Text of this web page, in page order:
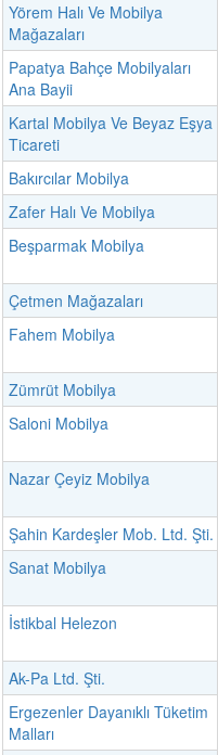
Yörem Halı Ve Mobilya
Mağazaları
Papatya Bahçe Mobilyaları
Ana Bayii
Kartal Mobilya Ve Beyaz Eşya
Ticareti
Bakırcılar Mobilya
Zafer Halı Ve Mobilya
Beşparmak Mobilya
Çetmen Mağazaları
Fahem Mobilya
Zümrüt Mobilya
Saloni Mobilya
Nazar Çeyiz Mobilya
Şahin Kardeşler Mob. Ltd. Şti.
Sanat Mobilya
İstikbal Helezon
Ak-Pa Ltd. Şti.
Ergezenler Dayanıklı Tüketim
Malları